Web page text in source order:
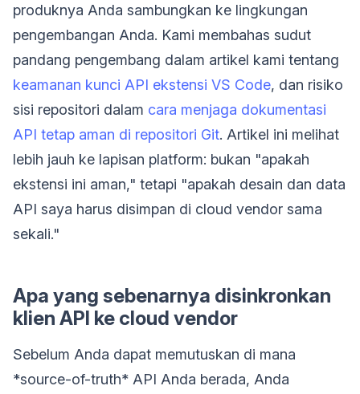
produknya Anda sambungkan ke lingkungan
pengembangan Anda. Kami membahas sudut
pandang pengembang dalam artikel kami tentang
keamanan kunci API ekstensi VS Code, dan risiko
sisi repositori dalam cara menjaga dokumentasi
API tetap aman di repositori Git. Artikel ini melihat
lebih jauh ke lapisan platform: bukan "apakah
ekstensi ini aman," tetapi "apakah desain dan data
API saya harus disimpan di cloud vendor sama
sekali."
Apa yang sebenarnya disinkronkan
klien API ke cloud vendor
Sebelum Anda dapat memutuskan di mana
*source-of-truth* API Anda berada, Anda